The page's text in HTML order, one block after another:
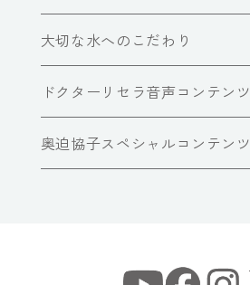
大切な水へのこだわり
ドクターリセラ音声コンテンツ
奥迫協子スペシャルコンテンツ